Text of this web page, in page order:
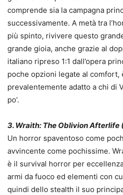
comprende sia la campagna
successivamente. A metà tra
più spinto, rivivere questo
grande gioia, anche grazie al
italiano ripreso 1:1 dall’opera
poche opzioni legate al comfort,
prevalentemente adatto a chi di
po’.
3. Wraith: The Oblivion Afterlife
Un horror spaventoso come
avvincente come pochissime.
è il survival horror per
armi da fuoco ed elementi con
quindi dello stealth il suo